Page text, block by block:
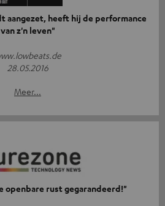
aangezet, heeft hij de performance
van z'n leven"
28.05.2016
Meer...
openbare rust gegarandeerd!"